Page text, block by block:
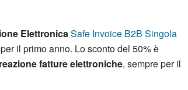
ElettronicaSafe Invoice B2B Singola
per il primo anno. Lo sconto del 50% è
fatture elettroniche, sempre per il